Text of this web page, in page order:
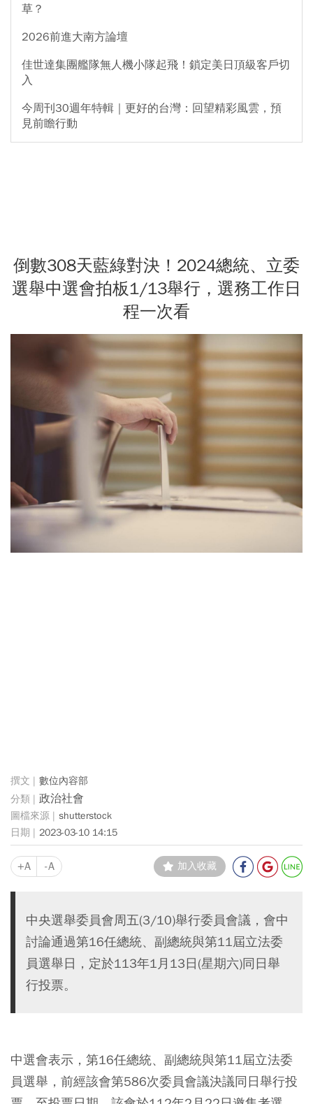
草？
2026前進大南方論壇
佳世達集團艦隊無人機小隊起飛！鎖定美日頂級客戶切
入
今周刊30週年特輯｜更好的台灣：回望精彩風雲，預
見前瞻行動
倒數308天藍綠對決！2024總統、立委
選舉中選會拍板1/13舉行，選務工作日
程一次看
數位內容部
政治社會
shutterstock
2023-03-10 14:15
+A -A 加入收藏
中央選舉委員會周五(3/10)舉行委員會議，會中
討論通過第16任總統、副總統與第11屆立法委
員選舉日，定於113年1月13日(星期六)同日舉
行投票。
中選會表示，第16任總統、副總統與第11屆立法委
員選舉，前經該會第586次委員會議決議同日舉行投